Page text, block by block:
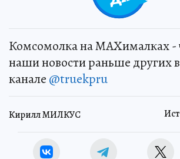
Комсомолка на MAXималках -
наши новости раньше других в
канале @truekpru
Кирилл МИЛКУС